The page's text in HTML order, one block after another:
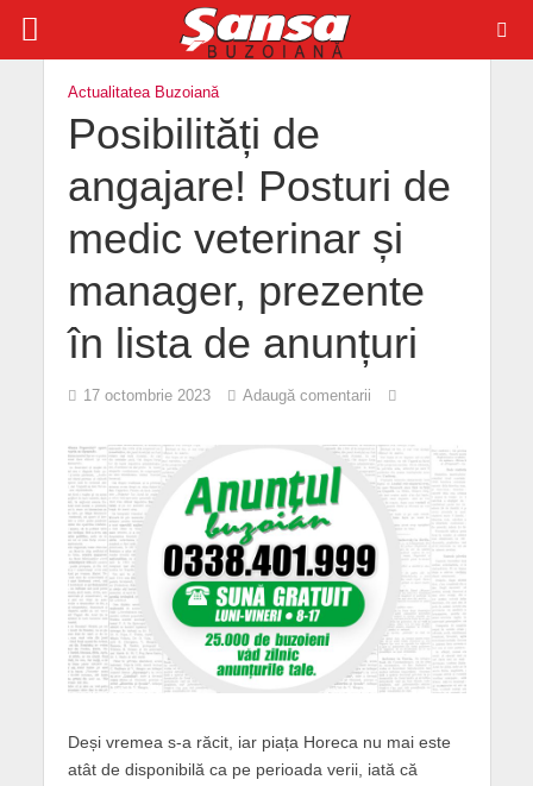
Actualitatea Buzoiană
Posibilități de
angajare! Posturi de
medic veterinar și
manager, prezente
în lista de anunțuri
17 octombrie 2023 Adaugă comentarii
Deși vremea s-a răcit, iar piața Horeca nu mai este
atât de disponibilă ca pe perioada verii, iată că